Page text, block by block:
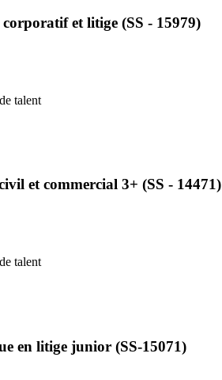
et litige (SS - 15979)
talent
et commercial 3+ (SS - 14471)
talent
en litige junior (SS-15071)